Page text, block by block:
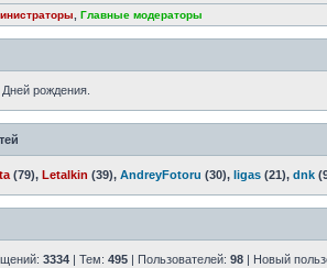
Главные модераторы
рождения.
(79), Letalkin (39), AndreyFotoru (30), ligas (21), dnk
3334 | Тем: 495 | Пользователей: 98 | Новый